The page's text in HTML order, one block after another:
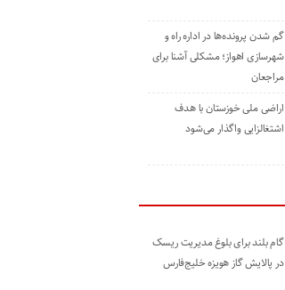
گم شدن پرونده‌ها در اداره راه و
شهرسازی اهواز؛ مشکلی آشنا برای
مراجعان
اراضی ملی خوزستان با هدف
اشتغالزایی واگذار می‌شود
گام بلند برای بلوغ مدیریت ریسک
در پالایش گاز هویزه خلیج‌فارس